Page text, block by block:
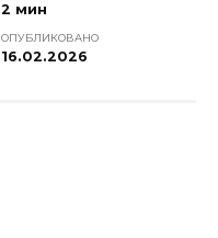
2 мин
ОПУБЛИКОВАНО
16.02.2026